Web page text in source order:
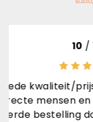
verhouding.
als je zelf
komt het